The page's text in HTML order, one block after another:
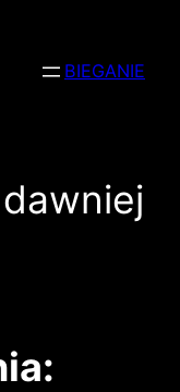
BIEGANIE